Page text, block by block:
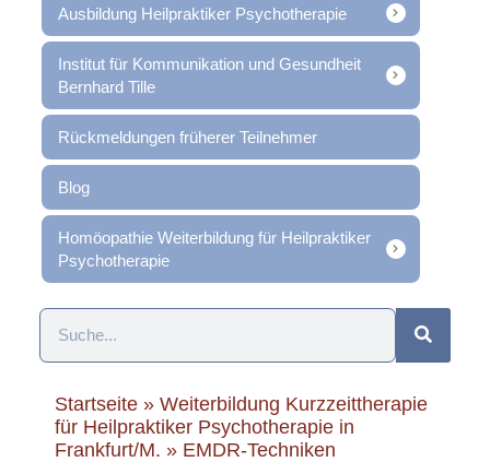
Ausbildung Heilpraktiker Psychotherapie
Institut für Kommunikation und Gesundheit
Bernhard Tille
Rückmeldungen früherer Teilnehmer
Blog
Homöopathie Weiterbildung für Heilpraktiker
Psychotherapie
Startseite» Weiterbildung Kurzzeittherapie
für Heilpraktiker Psychotherapie in
Frankfurt/M. » EMDR-Techniken